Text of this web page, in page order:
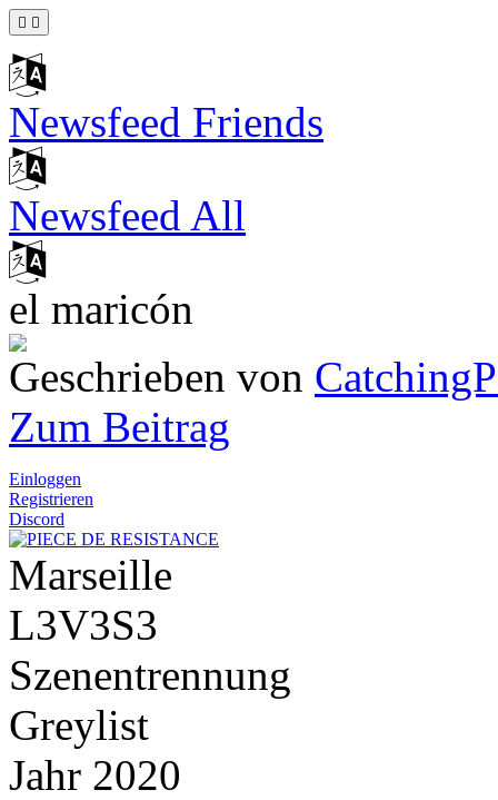
Newsfeed Friends
Newsfeed All
el maricón
Geschrieben von
Zum Beitrag
Einloggen
Registrieren
Discord
Marseille
L3V3S3
Szenentrennung
Greylist
Jahr 2020